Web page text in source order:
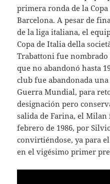
primera ronda de la Copa
Barcelona. A pesar de
de la liga italiana, el
Copa de Italia della
Trabattoni fue nombrado
que no abandonó hasta
club fue abandonada
Guerra Mundial, para
designación pero
salida de Farina, el
febrero de 1986, por
convirtiéndose, ya para
en el vigésimo primer